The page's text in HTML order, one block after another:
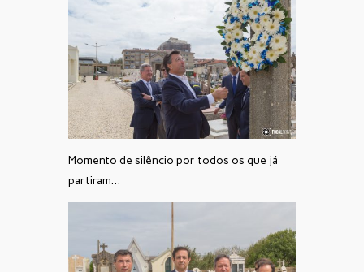
Momento de silêncio por todos os que já
partiram…